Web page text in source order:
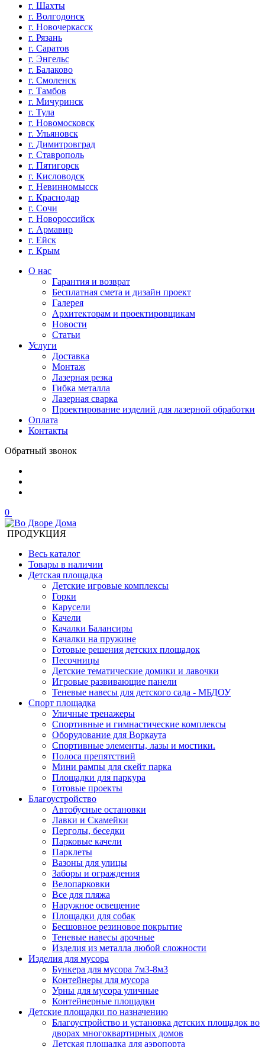
г. Шахты
г. Волгодонск
г. Новочеркасск
г. Рязань
г. Саратов
г. Энгельс
г. Балаково
г. Смоленск
г. Тамбов
г. Мичуринск
г. Тула
г. Новомосковск
г. Ульяновск
г. Димитровград
г. Ставрополь
г. Пятигорск
г. Кисловодск
г. Невинномысск
г. Краснодар
г. Сочи
г. Новороссийск
г. Армавир
г. Ейск
г. Крым
О нас
Гарантия и возврат
Бесплатная смета и дизайн проект
Галерея
Архитекторам и проектировщикам
Новости
Статьи
Услуги
Доставка
Монтаж
Лазерная резка
Гибка металла
Лазерная сварка
Проектирование изделий для лазерной обработки
Оплата
Контакты
Обратный звонок
0
ПРОДУКЦИЯ
Весь каталог
Товары в наличии
Детская площадка
Детские игровые комплексы
Горки
Карусели
Качели
Качалки Балансиры
Качалки на пружине
Готовые решения детских площадок
Песочницы
Детские тематические домики и лавочки
Игровые развивающие панели
Теневые навесы для детского сада - МБДОУ
Спорт площадка
Уличные тренажеры
Спортивные и гимнастические комплексы
Оборудование для Воркаута
Спортивные элементы, лазы и мостики.
Полоса препятствий
Мини рампы для скейт парка
Площадки для паркура
Готовые проекты
Благоустройство
Автобусные остановки
Лавки и Скамейки
Перголы, беседки
Парковые качели
Парклеты
Вазоны для улицы
Заборы и ограждения
Велопарковки
Все для пляжа
Наружное освещение
Площадки для собак
Бесшовное резиновое покрытие
Теневые навесы арочные
Изделия из металла любой сложности
Изделия для мусора
Бункера для мусора 7м3-8м3
Контейнеры для мусора
Урны для мусора уличные
Контейнерные площадки
Детские площадки по назначению
Благоустройство и установка детских площадок во
дворах многоквартирных домов
Детская площадка для аэропорта